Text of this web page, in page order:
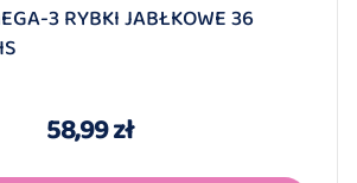
3 RYBKI JABŁKOWE 36
58,99 zł